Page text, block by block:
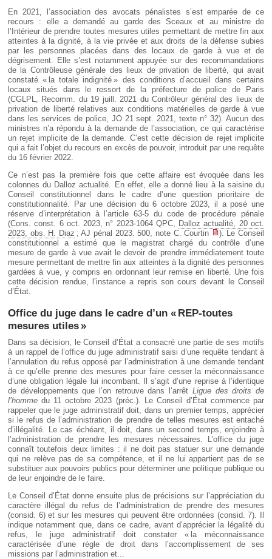
En 2021, l’association des avocats pénalistes s’est emparée de ce
recours : elle a demandé au garde des Sceaux et au ministre de
l’Intérieur de prendre toutes mesures utiles permettant de mettre fin aux
atteintes à la dignité, à la vie privée et aux droits de la défense subies
par les personnes placées dans des locaux de garde à vue et de
dégrisement. Elle s’est notamment appuyée sur des recommandations
de la Contrôleuse générale des lieux de privation de liberté, qui avait
constaté « la totale indignité » des conditions d’accueil dans certains
locaux situés dans le ressort de la préfecture de police de Paris
(CGLPL, Recomm. du 19 juill. 2021 du Contrôleur général des lieux de
privation de liberté relatives aux conditions matérielles de garde à vue
dans les services de police, JO 21 sept. 2021, texte n° 32). Aucun des
ministres n’a répondu à la demande de l’association, ce qui caractérise
un rejet implicite de la demande. C’est cette décision de rejet implicite
qui a fait l’objet du recours en excès de pouvoir, introduit par une requête
du 16 février 2022.
Ce n’est pas la première fois que cette affaire est évoquée dans les
colonnes du Dalloz actualité. En effet, elle a donné lieu à la saisine du
Conseil constitutionnel dans le cadre d’une question prioritaire de
constitutionnalité. Par une décision du 6 octobre 2023, il a posé une
réserve d’interprétation à l’article 63-5 du code de procédure pénale
(Cons. const. 6 oct. 2023, n° 2023-1064 QPC, Dalloz actualité, 20 oct.
2023, obs. H. Diaz ; AJ pénal 2023. 500, note C. Courtin
). Le Conseil
constitutionnel a estimé que le magistrat chargé du contrôle d’une
mesure de garde à vue avait le devoir de prendre immédiatement toute
mesure permettant de mettre fin aux atteintes à la dignité des personnes
gardées à vue, y compris en ordonnant leur remise en liberté. Une fois
cette décision rendue, l’instance a repris son cours devant le Conseil
d’État.
Office du juge dans le cadre d’un « REP-toutes
mesures utiles »
Dans sa décision, le Conseil d’État a consacré une partie de ses motifs
à un rappel de l’office du juge administratif saisi d’une requête tendant à
l’annulation du refus opposé par l’administration à une demande tendant
à ce qu’elle prenne des mesures pour faire cesser la méconnaissance
d’une obligation légale lui incombant. Il s’agit d’une reprise à l’identique
de développements que l’on retrouve dans l’arrêt Ligue des droits de
l’homme du 11 octobre 2023 (préc.). Le Conseil d’État commence par
rappeler que le juge administratif doit, dans un premier temps, apprécier
si le refus de l’administration de prendre de telles mesures est entaché
d’illégalité. Le cas échéant, il doit, dans un second temps, enjoindre à
l’administration de prendre les mesures nécessaires. L’office du juge
connaît toutefois deux limites : il ne doit pas statuer sur une demande
qui ne relève pas de sa compétence, et il ne lui appartient pas de se
substituer aux pouvoirs publics pour déterminer une politique publique ou
de leur enjoindre de le faire.
Le Conseil d’État donne ensuite plus de précisions sur l’appréciation du
caractère illégal du refus de l’administration de prendre des mesures
(consid. 6) et sur les mesures qui peuvent être ordonnées (consid. 7). Il
indique notamment que, dans ce cadre, avant d’apprécier la légalité du
refus, le juge administratif doit constater « la méconnaissance
caractérisée d’une règle de droit dans l’accomplissement de ses
missions par l’administration et...